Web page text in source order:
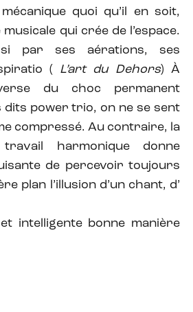
quoi qu’il en soit,
qui crée de l’espace.
par ses aérations, ses
( L’art du Dehors) À
du choc permanent
dits power trio, on ne se sent
compressé. Au contraire, la
harmonique donne
de percevoir toujours
plan l’illusion d’un chant, d’
intelligente bonne manière